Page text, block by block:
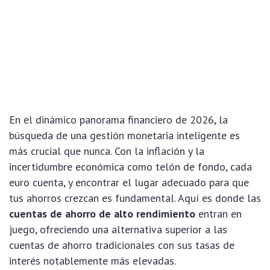
En el dinámico panorama financiero de 2026, la
búsqueda de una gestión monetaria inteligente es
más crucial que nunca. Con la inflación y la
incertidumbre económica como telón de fondo, cada
euro cuenta, y encontrar el lugar adecuado para que
tus ahorros crezcan es fundamental. Aquí es donde las
cuentas de ahorro de alto rendimiento entran en
juego, ofreciendo una alternativa superior a las
cuentas de ahorro tradicionales con sus tasas de
interés notablemente más elevadas.